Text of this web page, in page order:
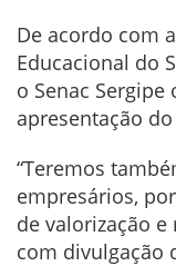
De acordo com
Educacional do
o Senac
apresentação
“Teremos
empresários,
de valorização
com divulgação